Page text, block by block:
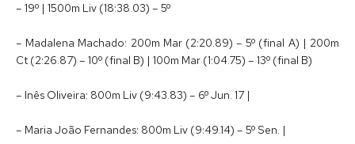
– 19º | 1500m Liv (18:38.03) – 5º
– Madalena Machado: 200m Mar (2:20.89) – 5º (final A) | 200m
Ct (2:26.87) – 10º (final B) | 100m Mar (1:04.75) – 13º (final B)
– Inês Oliveira: 800m Liv (9:43.83) – 6º Jun. 17 |
– Maria João Fernandes: 800m Liv (9:49.14) – 5º Sen. |